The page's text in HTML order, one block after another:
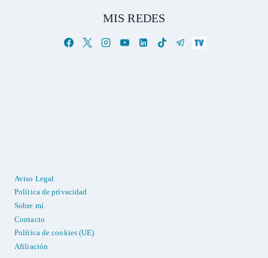
MIS REDES
Aviso Legal
Política de privacidad
Sobre mí
Contacto
Política de cookies (UE)
Afiliación